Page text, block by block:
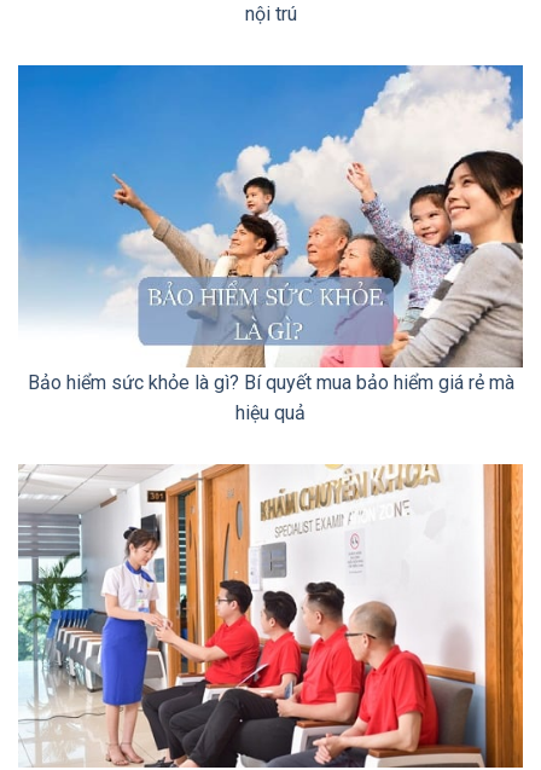
nội trú
Bảo hiểm sức khỏe là gì? Bí quyết mua bảo hiểm giá rẻ mà
hiệu quả